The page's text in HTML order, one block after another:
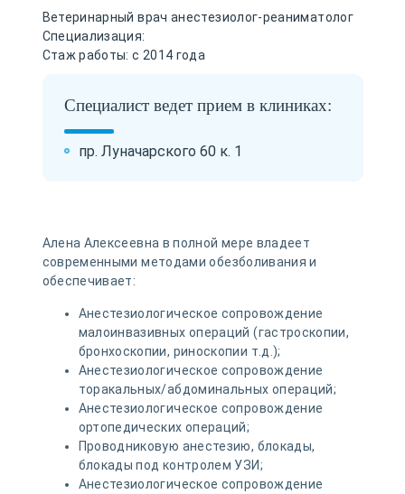
Ветеринарный врач анестезиолог-реаниматолог
Специализация:
Стаж работы: с 2014 года
Специалист ведет прием в клиниках:
пр. Луначарского 60 к. 1
Алена Алексеевна в полной мере владеет
современными методами обезболивания и
обеспечивает:
Анестезиологическое сопровождение
малоинвазивных операций (гастроскопии,
бронхоскопии, риноскопии т.д.);
Анестезиологическое сопровождение
торакальных/абдоминальных операций;
Анестезиологическое сопровождение
ортопедических операций;
Проводниковую анестезию, блокады,
блокады под контролем УЗИ;
Анестезиологическое сопровождение